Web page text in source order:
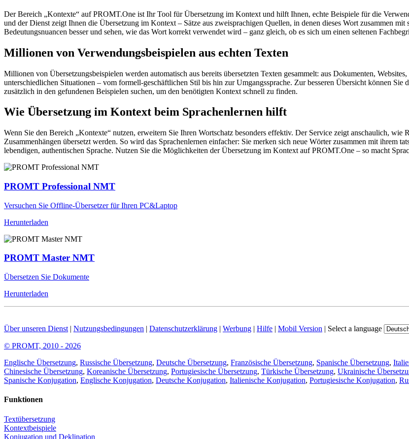
Der Bereich „Kontexte“ auf PROMT.One ist Ihr Tool für Übersetzung im Kontext und hilft Ihnen, echte Beispiele für die
und der Dienst zeigt Ihnen die Übersetzung im Kontext – Sätze aus zweisprachigen Quellen, in denen dieses Wort zusammen
Bedeutungsnuancen besser und sehen, wie das Wort korrekt verwendet wird – ganz gleich, ob es sich um einen seltenen
Millionen von Verwendungsbeispielen aus echten Texten
Millionen von Übersetzungsbeispielen werden automatisch aus bereits übersetzten Texten gesammelt: aus Dokumenten,
unterschiedlichen Situationen – vom formell-geschäftlichen Stil bis hin zur Umgangssprache. Zur besseren Übersicht können Sie
zusätzlich in den gefundenen Beispielen suchen, um den benötigten Kontext schnell zu finden.
Wie Übersetzung im Kontext beim Sprachenlernen hilft
Wenn Sie den Bereich „Kontexte“ nutzen, erweitern Sie Ihren Wortschatz besonders effektiv. Der Service zeigt anschaulich,
Zusammenhängen übersetzt werden. So wird das Sprachenlernen einfacher: Sie merken sich neue Wörter zusammen mit ihrem
lebendigen, authentischen Sprache. Nutzen Sie die Möglichkeiten der Übersetzung im Kontext auf PROMT.One – so macht
PROMT Professional NMT
Versuchen Sie Offline-Übersetzer für Ihren PC&Laptop
Herunterladen
PROMT Master NMT
Übersetzen Sie Dokumente
Herunterladen
Über unseren Dienst | Nutzungsbedingungen | Datenschutzerklärung | Werbung | Hilfe | Mobil Version | Select a language
© PROMT, 2010 - 2026
Englische Übersetzung, Russische Übersetzung, Deutsche Übersetzung, Französische Übersetzung, Spanische Übersetzung,
Chinesische Übersetzung, Koreanische Übersetzung, Portugiesische Übersetzung, Türkische Übersetzung, Ukrainische
Spanische Konjugation, Englische Konjugation, Deutsche Konjugation, Italienische Konjugation, Portugiesische Konjugation,
Funktionen
Textübersetzung
Kontextbeispiele
Konjugation und Deklination